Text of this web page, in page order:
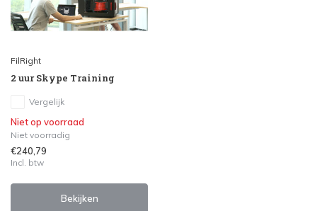
FilRight
2 uur Skype Training
Vergelijk
Niet op voorraad
Niet voorradig
€240,79
Incl. btw
Bekijken